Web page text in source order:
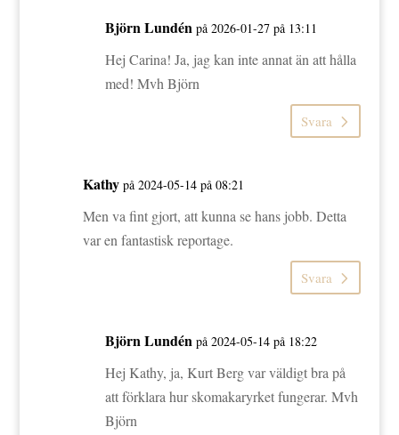
Björn Lundén på 2026-01-27 på 13:11
Hej Carina! Ja, jag kan inte annat än att hålla
med! Mvh Björn
Svara
Kathy på 2024-05-14 på 08:21
Men va fint gjort, att kunna se hans jobb. Detta
var en fantastisk reportage.
Svara
Björn Lundén på 2024-05-14 på 18:22
Hej Kathy, ja, Kurt Berg var väldigt bra på
att förklara hur skomakaryrket fungerar. Mvh
Björn